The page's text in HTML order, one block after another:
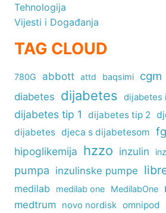
Tehnologija
Vijesti i Događanja
TAG CLOUD
780G abbott attd baqsimi cgm
diabetes dijabetes dijabetes
dijabetes tip 1 dijabetes tip 2
dijabetes djeca s dijabetesom
hipoglikemija hzzo inzulin
pumpa inzulinske pumpe
medilab medilab one MedilabOne
medtrum novo nordisk omnipod